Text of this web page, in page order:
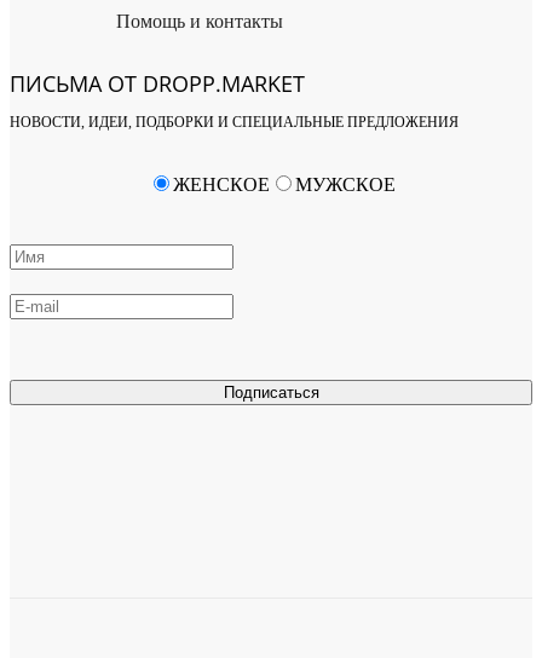
Помощь и контакты
ПИСЬМА ОТ DROPP.MARKET
НОВОСТИ, ИДЕИ, ПОДБОРКИ И СПЕЦИАЛЬНЫЕ ПРЕДЛОЖЕНИЯ
Подписаться
ЖЕНСКОЕ МУЖСКОЕ